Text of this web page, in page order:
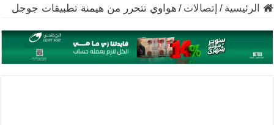
الرئيسية / إتصالات / هواوي تتحرر من هيمنة تطبيقات جوجل